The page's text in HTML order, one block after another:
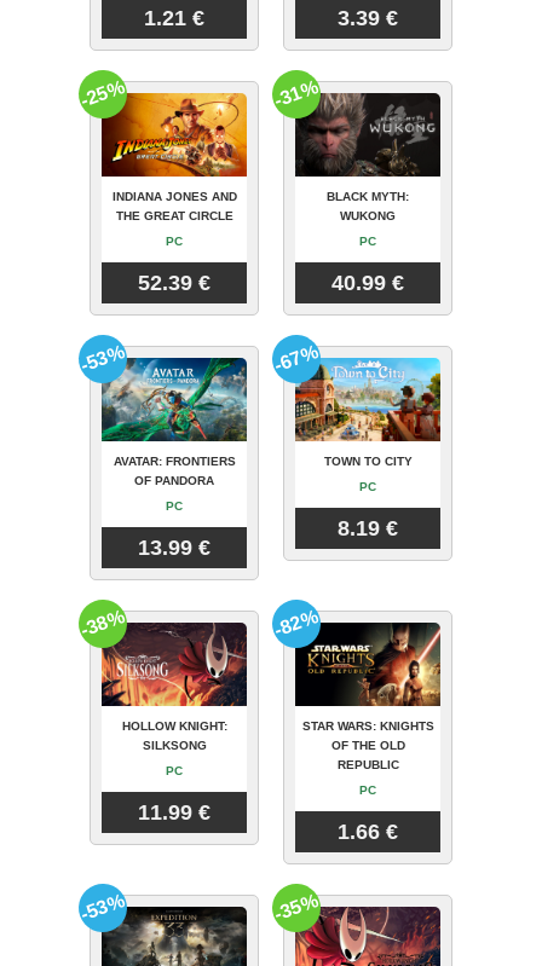
1.21 € 3.39 €
INDIANA JONES AND
THE GREAT CIRCLE
PC
52.39 €
-25%
BLACK MYTH:
WUKONG
PC
40.99 €
-31%
AVATAR: FRONTIERS
OF PANDORA
PC
13.99 €
-53%
TOWN TO CITY
PC
8.19 €
-67%
HOLLOW KNIGHT:
SILKSONG
PC
11.99 €
-38%
STAR WARS: KNIGHTS
OF THE OLD
REPUBLIC
PC
1.66 €
-82%
-53% -35%